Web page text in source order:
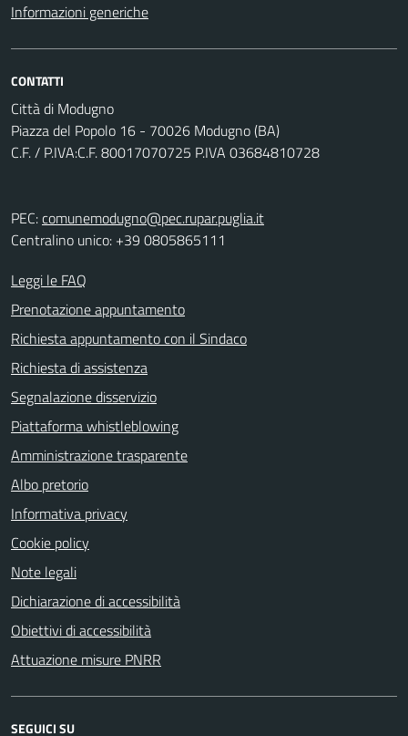
Informazioni generiche
CONTATTI
Città di Modugno
Piazza del Popolo 16 - 70026 Modugno (BA)
C.F. / P.IVA:C.F. 80017070725 P.IVA 03684810728
PEC:comunemodugno@pec.rupar.puglia.it
Centralino unico: +39 0805865111
Leggi le FAQ
Prenotazione appuntamento
Richiesta appuntamento con il Sindaco
Richiesta di assistenza
Segnalazione disservizio
Piattaforma whistleblowing
Amministrazione trasparente
Albo pretorio
Informativa privacy
Cookie policy
Note legali
Dichiarazione di accessibilità
Obiettivi di accessibilità
Attuazione misure PNRR
SEGUICI SU